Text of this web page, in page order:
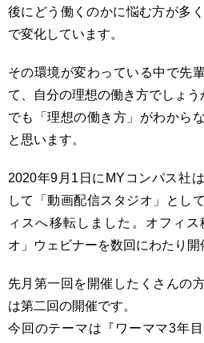
後にどう働くのかに悩む方が多
で変化しています。
その環境が変わっている中で先
て、自分の理想の働き方でしょう
でも「理想の働き方」がわから
と思います。
2020年9月1日にMYコンパス社
して「動画配信スタジオ」とし
ィスへ移転しました。オフィ
オ」ウェビナーを数回にわたり開
先月第一回を開催したくさんの
は第二回の開催です。
今回のテーマは『ワーママ3年